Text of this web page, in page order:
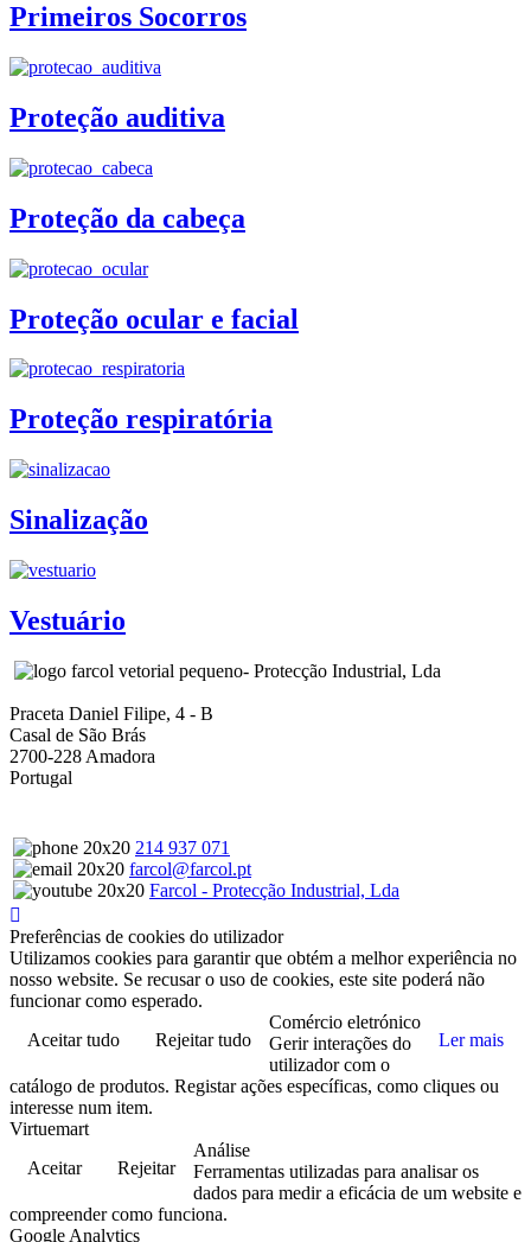
Primeiros Socorros
Proteção auditiva
Proteção da cabeça
Proteção ocular e facial
Proteção respiratória
Sinalização
Vestuário
- Protecção Industrial, Lda
Praceta Daniel Filipe, 4 - B
Casal de São Brás
2700-228 Amadora
Portugal
214 937 071
farcol@farcol.pt
Farcol - Protecção Industrial, Lda
Preferências de cookies do utilizador
Utilizamos cookies para garantir que obtém a melhor experiência no
nosso website. Se recusar o uso de cookies, este site poderá não
funcionar como esperado.
Aceitar tudo
Rejeitar tudo Ler mais
Comércio eletrónico
Gerir interações do
utilizador com o
catálogo de produtos. Registar ações específicas, como cliques ou
interesse num item.
Virtuemart
Aceitar
Rejeitar
Análise
Ferramentas utilizadas para analisar os
dados para medir a eficácia de um website e
compreender como funciona.
Google Analytics